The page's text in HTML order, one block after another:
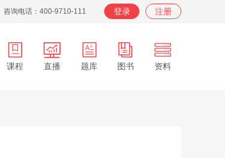
咨询电话：400-9710-111 登录 注册
课程 直播 题库 图书 资料